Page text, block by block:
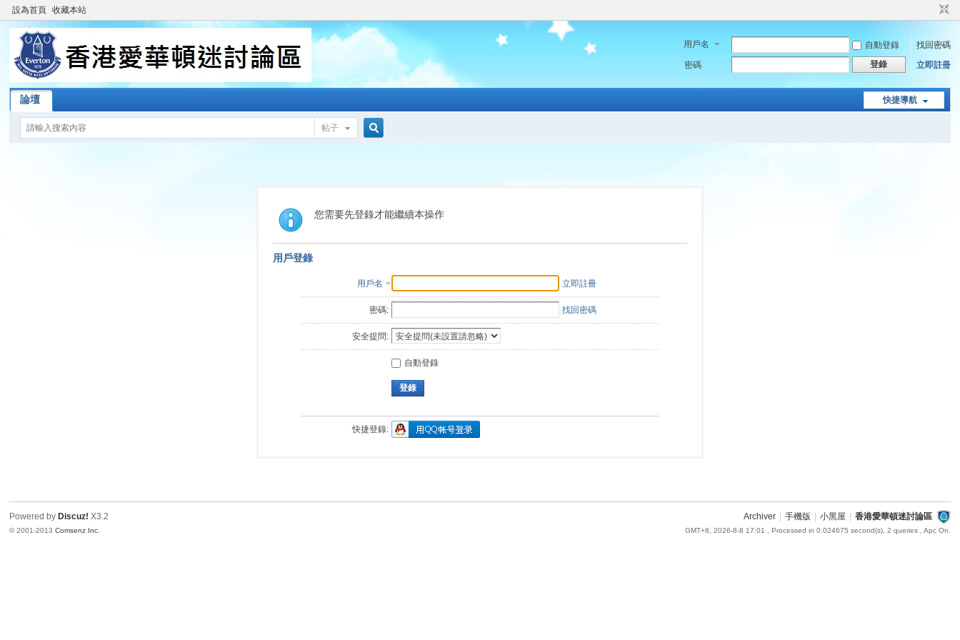
設為首頁 收藏本站
用戶名 自動登錄
找回密碼
密碼
登錄 立即註冊
快捷導航
論壇
帖子
索
您需要先登錄才能繼續本操作
用戶登錄
用戶名 立即註冊
密碼: 找回密碼
安全提問:
自動登錄
登錄
快捷登錄:
Archiver 手機版 小黑屋 香港愛華頓迷討論區
GMT+8, 2026-8-8 17:01 , Processed in 0.024675 second(s), 2 queries , Apc On.
Powered by Discuz! X3.2
© 2001-2013Comsenz Inc.